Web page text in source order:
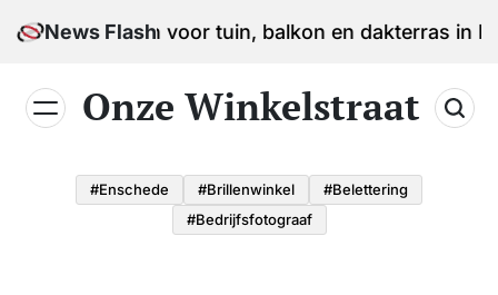
to
News Flash
kopen voor tuin, balkon en dakterras in
Onze Winkelstraat
#enschede #brillenwinkel
#belettering
#bedrijfsfotograaf